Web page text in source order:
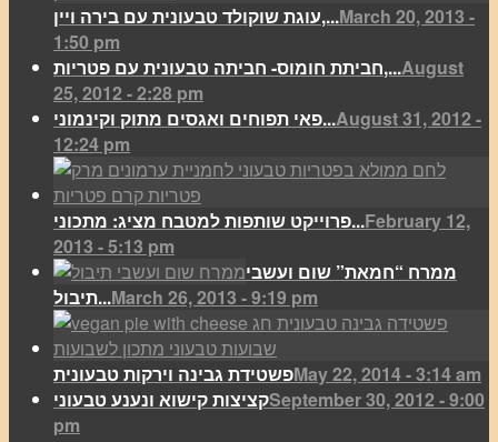
עוגת שוקולד טבעונית עם בירה ויין,...March 20, 2013 -
1:50 pm
חביתת חומוס- חביתה טבעונית עם פטריות,...August
25, 2012 - 2:28 pm
פאי תפוחים ואגסים מתוק וקינמוני...August 31, 2012 -
12:24 pm
פרוייקט שותפות למטבח מציג: מתכוני...February 12,
2013 - 5:13 pm
ממרח “חמאת” שום ועשבי
תיבול...March 26, 2013 - 9:19 pm
פשטידת גבינה וירקות טבעוניתMay 22, 2014 - 3:14 am
קציצות קישוא ונענע טבעוניSeptember 30, 2012 - 9:00
pm